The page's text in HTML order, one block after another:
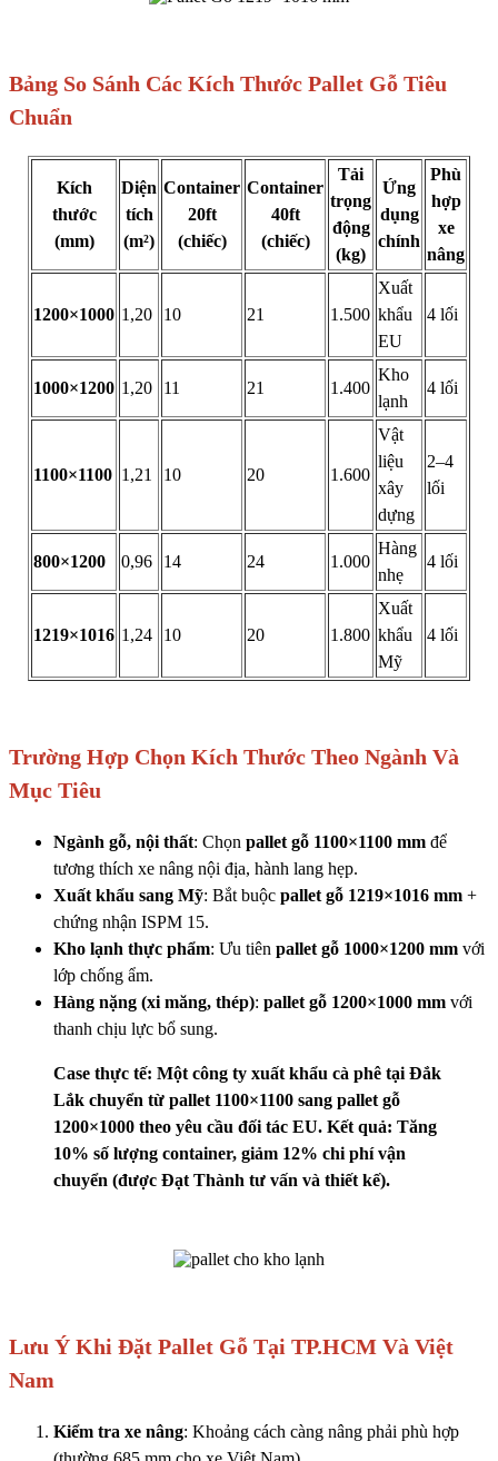
Bảng So Sánh Các Kích Thước Pallet Gỗ Tiêu
Chuẩn
Kích
thước
(mm)
Diện
tích
(m²)
Container
20ft
(chiếc)
Container
40ft
(chiếc)
Tải
trọng
động
(kg)
Ứng
dụng
chính
Phù
hợp
xe
nâng
1200×1000 1,20 10 21 1.500
Xuất
khẩu
EU
4 lối
1000×1200 1,20 11 21 1.400
Kho
lạnh
4 lối
1100×1100 1,21 10 20 1.600
Vật
liệu
xây
dựng
2–4
lối
800×1200 0,96 14 24 1.000
Hàng
nhẹ
4 lối
1219×1016 1,24 10 20 1.800
Xuất
khẩu
Mỹ
4 lối
Trường Hợp Chọn Kích Thước Theo Ngành Và
Mục Tiêu
Ngành gỗ, nội thất: Chọn pallet gỗ 1100×1100 mm để
tương thích xe nâng nội địa, hành lang hẹp.
Xuất khẩu sang Mỹ: Bắt buộc pallet gỗ 1219×1016 mm +
chứng nhận ISPM 15.
Kho lạnh thực phẩm: Ưu tiên pallet gỗ 1000×1200 mm với
lớp chống ẩm.
Hàng nặng (xi măng, thép): pallet gỗ 1200×1000 mm với
thanh chịu lực bổ sung.
Case thực tế: Một công ty xuất khẩu cà phê tại Đắk
Lắk chuyển từ pallet 1100×1100 sang pallet gỗ
1200×1000 theo yêu cầu đối tác EU. Kết quả: Tăng
10% số lượng container, giảm 12% chi phí vận
chuyển (được Đạt Thành tư vấn và thiết kế).
Lưu Ý Khi Đặt Pallet Gỗ Tại TP.HCM Và Việt
Nam
Kiểm tra xe nâng: Khoảng cách càng nâng phải phù hợp